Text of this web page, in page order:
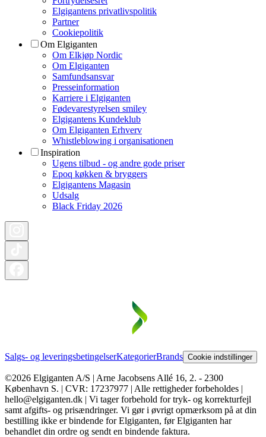
Elgigantens privatlivspolitik
Partner
Cookiepolitik
Om Elgiganten
Om Elkjøp Nordic
Om Elgiganten
Samfundsansvar
Presseinformation
Karriere i Elgiganten
Fødevarestyrelsen smiley
Elgigantens Kundeklub
Om Elgiganten Erhverv
Whistleblowing i organisationen
Inspiration
Ugens tilbud - og andre gode priser
Epoq køkken & bryggers
Elgigantens Magasin
Udsalg
Black Friday 2026
Salgs- og leveringsbetingelserKategorierBrands Cookie indstillinger
©2026 Elgiganten A/S | Arne Jacobsens Allé 16, 2. - 2300
København S. | CVR: 17237977 | Alle rettigheder forbeholdes |
hello@elgiganten.dk | Vi tager forbehold for tryk- og korrekturfejl
samt afgifts- og prisændringer. Vi gør i øvrigt opmærksom på at din
bestilling ikke er bindende for Elgiganten, før Elgiganten har
behandlet din ordre og sendt en bindende faktura.